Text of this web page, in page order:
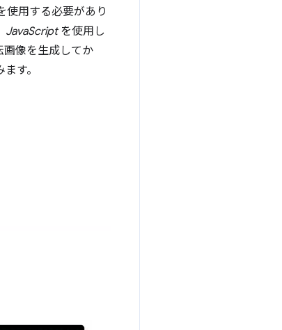
使用する必要があり
JavaScriptを使用し
像を生成してか
す。